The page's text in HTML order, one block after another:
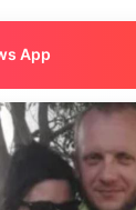
App